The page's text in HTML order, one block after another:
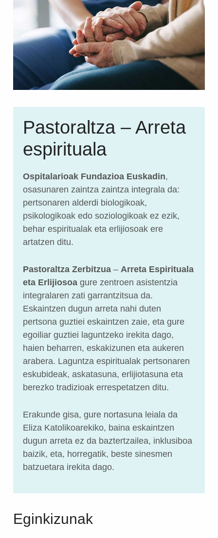
Pastoraltza – Arreta
espirituala
Ospitalarioak Fundazioa Euskadin,
osasunaren zaintza zaintza integrala da:
pertsonaren alderdi biologikoak,
psikologikoak edo soziologikoak ez ezik,
behar espiritualak eta erlijiosoak ere
artatzen ditu.
Pastoraltza Zerbitzua – Arreta Espirituala
eta Erlijiosoagure zentroen asistentzia
integralaren zati garrantzitsua da.
Eskaintzen dugun arreta nahi duten
pertsona guztiei eskaintzen zaie, eta gure
egoiliar guztiei laguntzeko irekita dago,
haien beharren, eskakizunen eta aukeren
arabera. Laguntza espiritualak pertsonaren
eskubideak, askatasuna, erlijiotasuna eta
berezko tradizioak errespetatzen ditu.
Erakunde gisa, gure nortasuna leiala da
Eliza Katolikoarekiko, baina eskaintzen
dugun arreta ez da baztertzailea, inklusiboa
baizik, eta, horregatik, beste sinesmen
batzuetara irekita dago.
Eginkizunak